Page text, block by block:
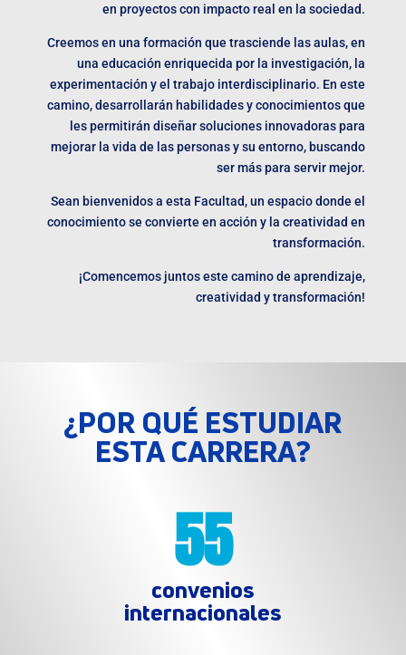
en proyectos con impacto real en la sociedad.
Creemos en una formación que trasciende las aulas, en
una educación enriquecida por la investigación, la
experimentación y el trabajo interdisciplinario. En este
camino, desarrollarán habilidades y conocimientos que
les permitirán diseñar soluciones innovadoras para
mejorar la vida de las personas y su entorno, buscando
ser más para servir mejor.
Sean bienvenidos a esta Facultad, un espacio donde el
conocimiento se convierte en acción y la creatividad en
transformación.
¡Comencemos juntos este camino de aprendizaje,
creatividad y transformación!
¿POR QUÉ ESTUDIAR
ESTA CARRERA?
55
convenios
internacionales